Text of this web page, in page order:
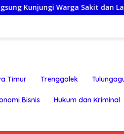
Sakit dan Lansia
Timur Trenggalek
Bisnis Hukum dan Kriminal